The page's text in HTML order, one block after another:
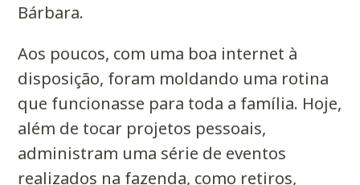
Bárbara.
Aos poucos, com uma boa internet à
disposição, foram moldando uma rotina
que funcionasse para toda a família. Hoje,
além de tocar projetos pessoais,
administram uma série de eventos
realizados na fazenda, como retiros,